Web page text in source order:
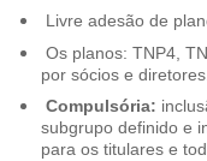
Livre adesão de
Os planos: TNP4,
por sócios e diretores.
Compulsória:
subgrupo definido e
para os titulares e